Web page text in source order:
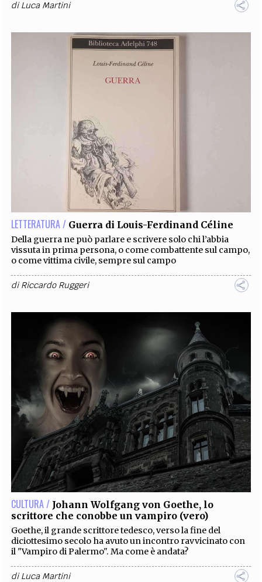
diLuca Martini
LETTERATURA / Guerra di Louis-Ferdinand Céline
Della guerra ne può parlare e scrivere solo chi l’abbia
vissuta in prima persona, o come combattente sul campo,
o come vittima civile, sempre sul campo
diRiccardo Ruggeri
CULTURA / Johann Wolfgang von Goethe, lo
scrittore che conobbe un vampiro (vero)
Goethe, il grande scrittore tedesco, verso la fine del
diciottesimo secolo ha avuto un incontro ravvicinato con
il "Vampiro di Palermo". Ma come è andata?
diLuca Martini